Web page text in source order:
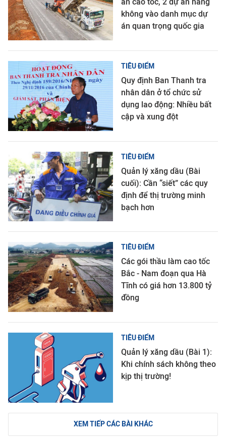
án cao tốc, 2 dự án hàng
không vào danh mục dự
án quan trọng quốc gia
TIÊU ĐIỂM
Quy định Ban Thanh tra
nhân dân ở tổ chức sử
dụng lao động: Nhiều bất
cập và xung đột
TIÊU ĐIỂM
Quản lý xăng dầu (Bài
cuối): Cần “siết” các quy
định để thị trường minh
bạch hơn
TIÊU ĐIỂM
Các gói thầu làm cao tốc
Bắc - Nam đoạn qua Hà
Tĩnh có giá hơn 13.800 tỷ
đồng
TIÊU ĐIỂM
Quản lý xăng dầu (Bài 1):
Khi chính sách không theo
kịp thị trường!
XEM TIẾP CÁC BÀI KHÁC